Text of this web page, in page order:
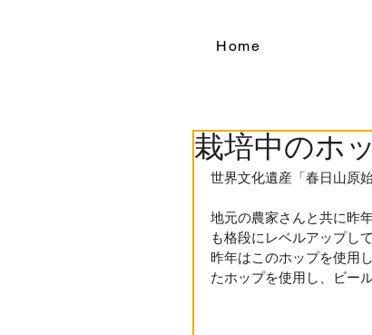
Home
栽培中のホ
世界文化遺産「春日山原
地元の農家さんと共に昨
も格段にレベルアップし
昨年はこのホップを使用
たホップを使用し、ビー